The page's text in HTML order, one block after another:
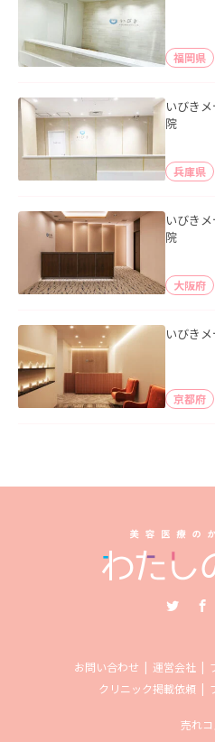
福岡県
いびき
院
兵庫県
いびき
院
大阪府
いびき
京都府
お問い合わせ 運営会社
クリニック掲載依頼
売れコ